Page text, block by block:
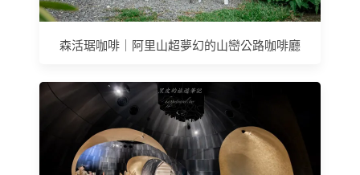
森活琚咖啡｜阿里山超夢幻的山巒公路咖啡廳